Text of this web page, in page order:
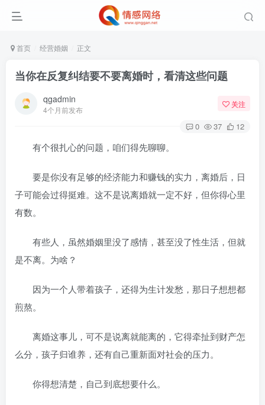
首页 经营婚姻 正文
当你在反复纠结要不要离婚时，看清这些问题
qgadmin
4个月前发布
关注
0 37 12
有个很扎心的问题，咱们得先聊聊。
要是你没有足够的经济能力和赚钱的实力，离婚后，日
子可能会过得挺难。这不是说离婚就一定不好，但你得心里
有数。
有些人，虽然婚姻里没了感情，甚至没了性生活，但就
是不离。为啥？
因为一个人带着孩子，还得为生计发愁，那日子想想都
煎熬。
离婚这事儿，可不是说离就能离的，它得牵扯到财产怎
么分，孩子归谁养，还有自己重新面对社会的压力。
你得想清楚，自己到底想要什么。